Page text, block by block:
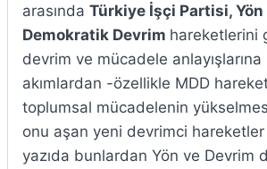
arasında Türkiye İşçi Partisi, Yön
Demokratik Devrim hareketlerini
devrim ve mücadele
akımlardan -özellikle MDD
toplumsal mücadelenin
onu aşan yeni devrimci hareketler
yazıda bunlardan Yön ve Devrim